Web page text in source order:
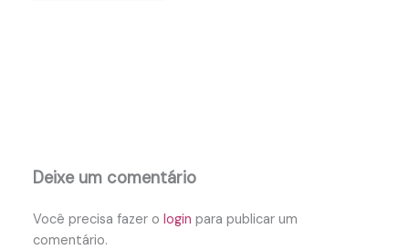
Deixe um comentário
Você precisa fazer ologin para publicar um
comentário.